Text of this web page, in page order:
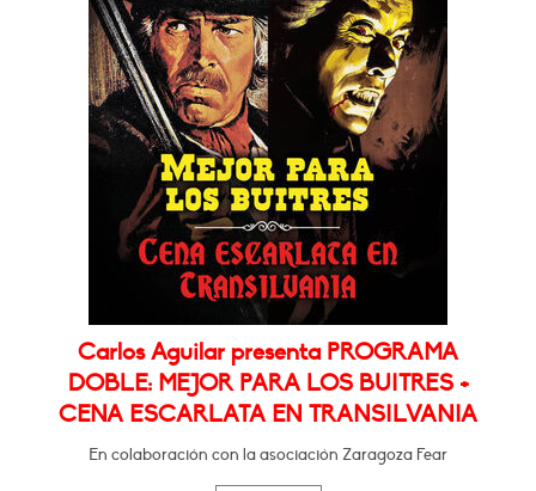
Carlos Aguilar presenta PROGRAMA
DOBLE: MEJOR PARA LOS BUITRES +
CENA ESCARLATA EN TRANSILVANIA
En colaboración con la asociación Zaragoza Fear